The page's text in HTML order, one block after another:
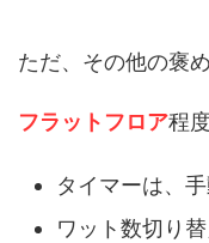
ただ、その他の褒
フラットフロア程
タイマーは、
ワット数切り